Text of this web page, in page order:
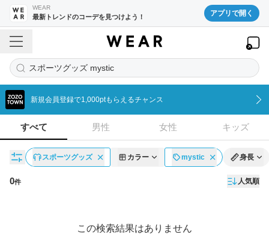
WEAR
最新トレンドのコーデを見つけよう！ アプリで開く
スポーツグッズ mystic
新規会員登録で1,000ptもらえるチャンス
すべて 男性 女性 キッズ
スポーツグッズ カラー mystic 身長
0件 人気順
この検索結果はありません